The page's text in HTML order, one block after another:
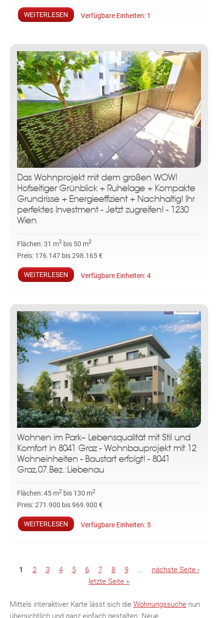
WEITERLESEN Verfügbare Einheiten: 1
Das Wohnprojekt mit dem großen WOW!
Hofseitiger Grünblick + Ruhelage + Kompakte
Grundrisse + Energieeffizient + Nachhaltig! Ihr
perfektes Investment - Jetzt zugreifen! - 1230
Wien
Flächen:31 m2 bis 50 m2
Preis: 176.147 bis 298.165 €
WEITERLESEN Verfügbare Einheiten:4
Wohnen im Park– Lebensqualität mit Stil und
Komfort in 8041 Graz - Wohnbauprojekt mit 12
Wohneinheiten - Baustart erfolgt! - 8041
Graz,07.Bez.:Liebenau
Flächen:45 m2 bis 130 m2
Preis:271.900 bis 969.900 €
WEITERLESEN Verfügbare Einheiten: 5
t
e
1 2 3 4 5 6 7 8 9 …
nächste Seite ›
letzte Seite »
Mittels interaktiver Karte lässt sich die Wohnungssuche nun
übersichtlich und ganz einfach gestalten. Neue